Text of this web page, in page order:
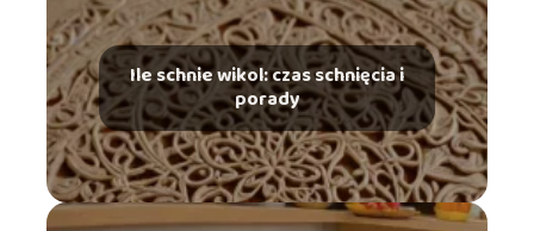
Ile schnie wikol: czas schnięcia i
porady